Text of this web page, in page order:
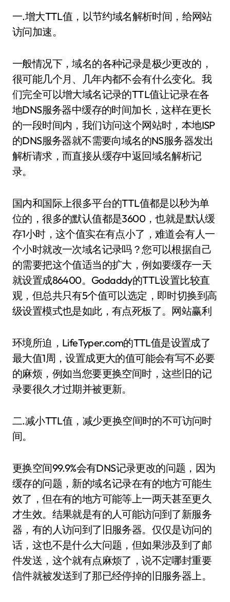
一.增大TTL值，以节约域名解析时间，给网站
访问加速。
一般情况下，域名的各种记录是极少更改的，
很可能几个月、几年内都不会有什么变化。我
们完全可以增大域名记录的TTL值让记录在各
地DNS服务器中缓存的时间加长，这样在更长
的一段时间内，我们访问这个网站时，本地ISP
的DNS服务器就不需要向域名的NS服务器发出
解析请求，而直接从缓存中返回域名解析记
录。
国内和国际上很多平台的TTL值都是以秒为单
位的，很多的默认值都是3600，也就是默认缓
存1小时，这个值实在有点小了，难道会有人一
个小时就改一次域名记录吗？您可以根据自己
的需要把这个值适当的扩大，例如要缓存一天
就设置成86400。Godaddy的TTL设置比较直
观，但总共只有5个值可以选定，即时切换到高
级设置模式也是如此，有点死板了。网站赢利
环境所迫，LifeTyper.com的TTL值是设置成了
最大值1周，设置成更大的值可能会有写不必要
的麻烦，例如当您要更换空间时，这些旧的记
录要很久才过期并被更新。
二.减小TTL值，减少更换空间时的不可访问时
间。
更换空间99.9%会有DNS记录更改的问题，因为
缓存的问题，新的域名记录在有的地方可能生
效了，但在有的地方可能等上一两天甚至更久
才生效。结果就是有的人可能访问到了新服务
器，有的人访问到了旧服务器。仅仅是访问的
话，这也不是什么大问题，但如果涉及到了邮
件发送，这个就有点麻烦了，说不定哪封重要
信件就被发送到了那已经停掉的旧服务器上。